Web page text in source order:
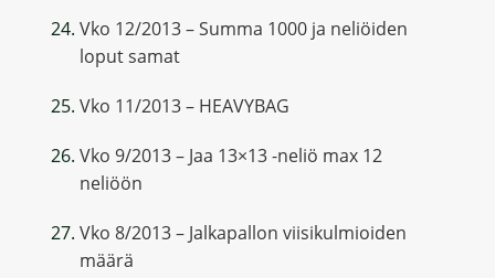
Vko 12/2013 – Summa 1000 ja neliöiden
loput samat
Vko 11/2013 – HEAVYBAG
Vko 9/2013 – Jaa 13×13 -neliö max 12
neliöön
Vko 8/2013 – Jalkapallon viisikulmioiden
määrä